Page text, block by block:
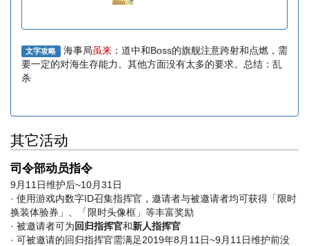
文字攻略 海事局虽来：道中和Boss的旗舰注意跨射和点燃，需
要一定的对海生存能力。其他方面没有太多的要求。总结：乱
杀
其它活动
司令部动员指令
9月11日维护后~10月31日
· 使用游戏内数字ID召集指挥官，邀请者与被邀请者均可获得「限时
换装体验券」、「限时头像框」等丰富奖励
· 被邀请者可为回归指挥官和新人指挥官
· 可被邀请的回归指挥官需满足2019年8月11日~9月11日维护前没